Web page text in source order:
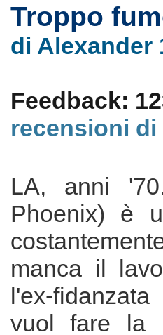
Troppo
di Alexander
Feedback:
recensioni di
LA, anni
Phoenix) è
manca il
l'ex-
vuol fare la